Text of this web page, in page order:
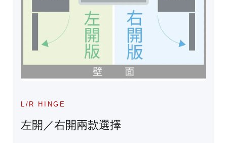
L/R HINGE
左開／右開兩款選擇